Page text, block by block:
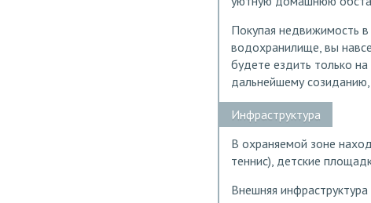
Покупая недвижимость
водохранилище, вы
будете ездить только
дальнейшему
Инфраструктура
В охраняемой зоне
теннис), детские
Внешняя